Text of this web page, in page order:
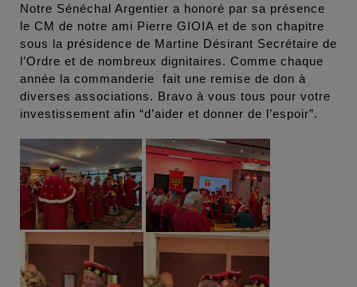
Notre Sénéchal Argentier a honoré par sa présence
le CM de notre ami Pierre GIOIA et de son chapitre
sous la présidence de Martine Désirant Secrétaire de
l’Ordre et de nombreux dignitaires. Comme chaque
année la commanderie fait une remise de don à
diverses associations. Bravo à vous tous pour votre
investissement afin “d’aider et donner de l’espoir”.